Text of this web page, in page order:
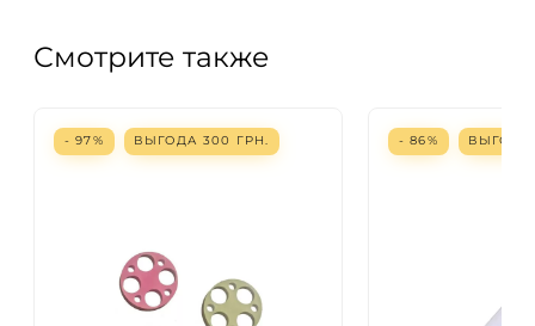
Смотрите также
- 97% ВЫГОДА 300 ГРН. - 86%